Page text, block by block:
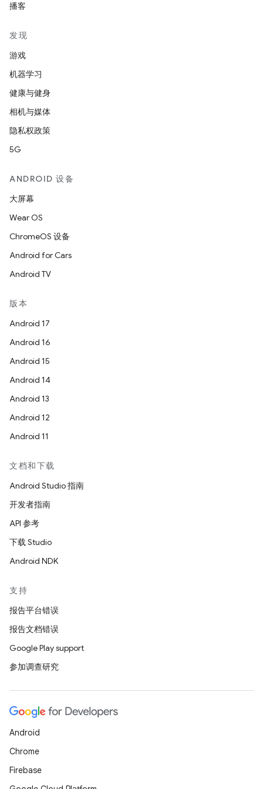
播客
发现
游戏
机器学习
健康与健身
相机与媒体
隐私权政策
5G
ANDROID 设备
大屏幕
Wear OS
ChromeOS 设备
Android for Cars
Android TV
版本
Android 17
Android 16
Android 15
Android 14
Android 13
Android 12
Android 11
文档和下载
Android Studio 指南
开发者指南
API 参考
下载 Studio
Android NDK
支持
报告平台错误
报告文档错误
Google Play support
参加调查研究
Android
Chrome
Firebase